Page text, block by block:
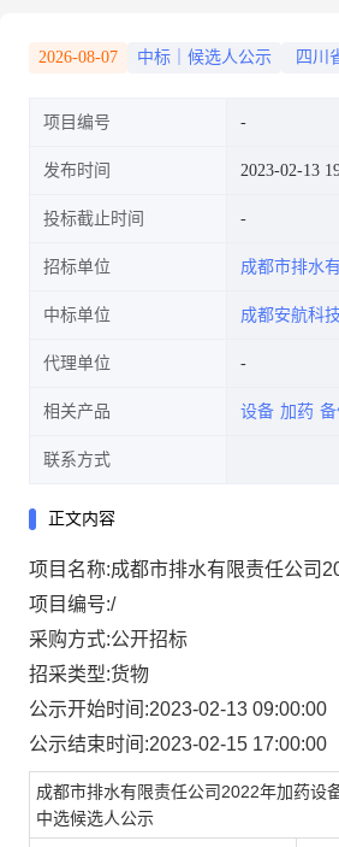
2026-08-07 中标｜候选人公示 四川
项目编号
发布时间 2023-02-13
投标截止时间
招标单位 成都市排水
中标单位 成都安航科
代理单位
相关产品 设备 加药
联系方式
正文内容
项目名称:成都市排水有限责任公司
项目编号:/
采购方式:公开招标
招采类型:货物
公示开始时间:2023-02-13 09:00:00
公示结束时间:2023-02-15 17:00:00
成都市排水有限责任公司2022年加药设
中选候选人公示